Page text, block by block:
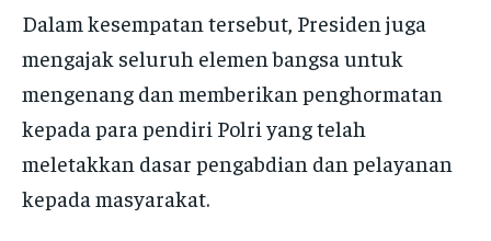
Dalam kesempatan tersebut, Presiden juga
mengajak seluruh elemen bangsa untuk
mengenang dan memberikan penghormatan
kepada para pendiri Polri yang telah
meletakkan dasar pengabdian dan pelayanan
kepada masyarakat.